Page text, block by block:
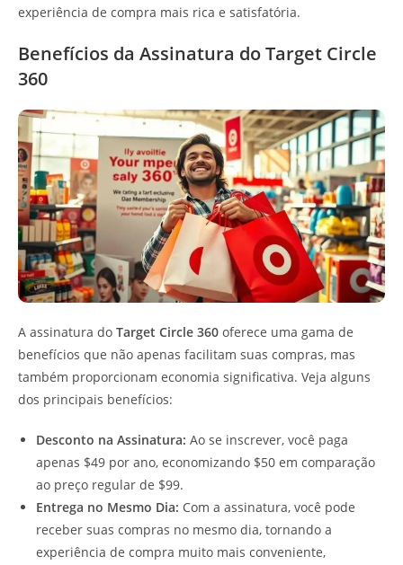
experiência de compra mais rica e satisfatória.
Benefícios da Assinatura do Target Circle
360
A assinatura do Target Circle 360 oferece uma gama de
benefícios que não apenas facilitam suas compras, mas
também proporcionam economia significativa. Veja alguns
dos principais benefícios:
Desconto na Assinatura: Ao se inscrever, você paga
apenas $49 por ano, economizando $50 em comparação
ao preço regular de $99.
Entrega no Mesmo Dia: Com a assinatura, você pode
receber suas compras no mesmo dia, tornando a
experiência de compra muito mais conveniente,